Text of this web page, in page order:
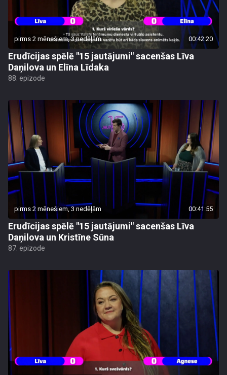
pirms 2 mēnešiem, 3 nedēļām 00:42:20
Erudīcijas spēlē "15 jautājumi" sacenšas Līva
Daņilova un Elīna Līdaka
88. epizode
pirms 2 mēnešiem, 3 nedēļām 00:41:55
Erudīcijas spēlē "15 jautājumi" sacenšas Līva
Daņilova un Kristīne Sūna
87. epizode